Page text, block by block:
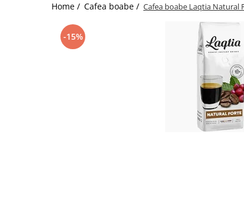
Home / Cafea boabe / Cafea boabe Laqtia Natural
-15%